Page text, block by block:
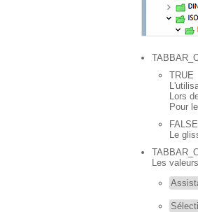
TRUE
Lors
Pour
FALSE
Le
Les